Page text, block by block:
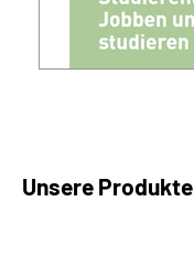
Unsere Produkte